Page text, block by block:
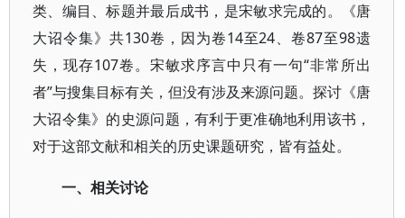
类、编目、标题并最后成书，是宋敏求完成的。《唐
大诏令集》共130卷，因为卷14至24、卷87至98遗
失，现存107卷。宋敏求序言中只有一句“非常所出
者”与搜集目标有关，但没有涉及来源问题。探讨《唐
大诏令集》的史源问题，有利于更准确地利用该书，
对于这部文献和相关的历史课题研究，皆有益处。
一、相关讨论